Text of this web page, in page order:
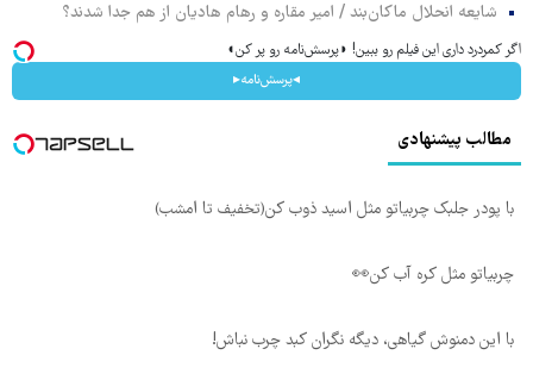
شایعه انحلال ماکان‌بند / امیر مقاره و رهام هادیان از هم جدا شدند؟
اگر کمردرد داری این فیلم رو ببین! ◗پرسش‌نامه رو پر کن◖
◂پرسش‌نامه▸
مطالب پیشنهادی
با پودر جلبک چربیاتو مثل اسید ذوب کن(تخفیف تا امشب)
چربیاتو مثل کره آب کن👀
با این دمنوش گیاهی، دیگه نگران کبد چرب نباش!